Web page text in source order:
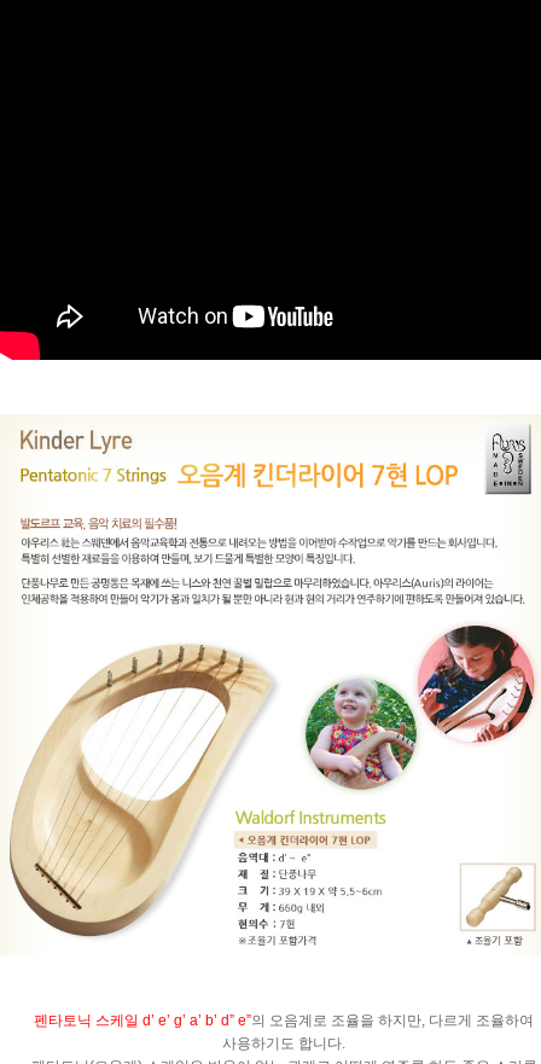
펜타토닉 스케일 d’ e’ g’ a’ b’ d” e”의 오음계로 조율을 하지만, 다르게 조율하여
사용하기도 합니다.